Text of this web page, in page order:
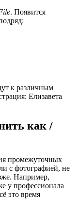
. Появится
к различным
Елизавета
как /
промежуточных
с фотографией, не
Например,
у профессионала
это время